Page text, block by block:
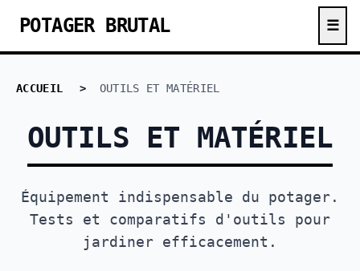
POTAGER BRUTAL ☰
ACCUEIL > OUTILS ET MATÉRIEL
OUTILS ET MATÉRIEL
Équipement indispensable du potager.
Tests et comparatifs d'outils pour
jardiner efficacement.